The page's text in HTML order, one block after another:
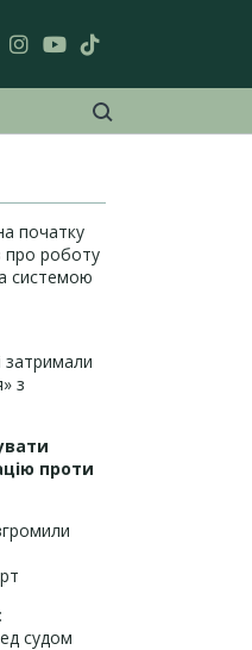
початку
про роботу
системою
затримали
з
проти
судом